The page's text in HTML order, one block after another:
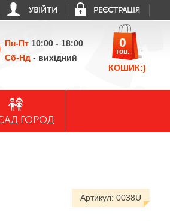
УВІЙТИ РЕЄСТРАЦІЯ
Пн-Пт 10:00 - 18:00
Сб-Нд - вихідний
КОШИК:)
0
тов.
ГОРОД
Артикул: 0038U